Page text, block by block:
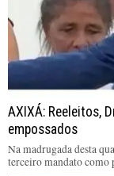
AXIXÁ: Reeleitos,
empossados
Na madrugada desta
terceiro mandato como